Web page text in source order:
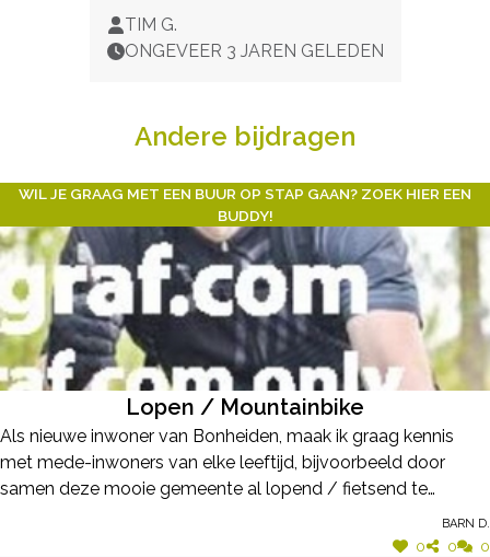
TIM G.
ONGEVEER 3 JAREN GELEDEN
Andere bijdragen
WIL JE GRAAG MET EEN BUUR OP STAP GAAN? ZOEK HIER EEN
BUDDY!
Lopen / Mountainbike
Als nieuwe inwoner van Bonheiden, maak ik graag kennis
met mede-inwoners van elke leeftijd, bijvoorbeeld door
samen deze mooie gemeente al lopend / fietsend te
doorkruisen... wie neemt me eens op sleeptouw :-) ? (man,Barn D.
0 0 0